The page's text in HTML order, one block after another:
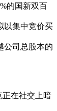
的国新双百
以集中竞价买
公司总股本的
在社交上暗